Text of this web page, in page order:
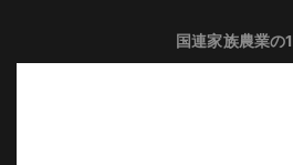
国連家族農業の